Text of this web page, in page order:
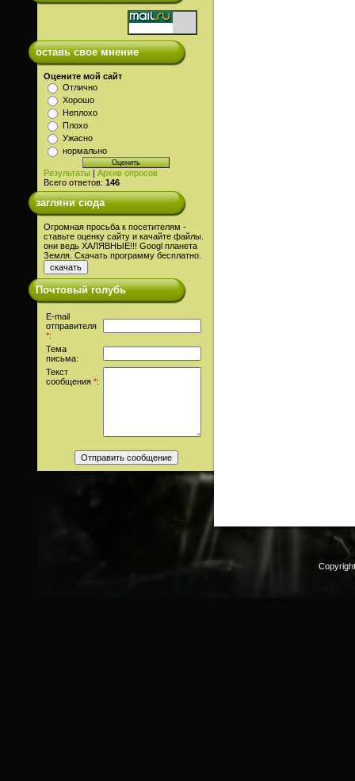
оставь свое мнение
Оцените мой сайт
Отлично
Хорошо
Неплохо
Плохо
Ужасно
нормально
Результаты | Архив опросов
Всего ответов: 146
загляни сюда
Огромная просьба к посетителям -
ставьте оценку сайту и качайте файлы.
они ведь ХАЛЯВНЫЕ!!! Googl планета
Земля. Скачать программу бесплатно.
Почтовый голубь
E-mail
отправителя
*:
Тема
письма:
Текст
сообщения *: